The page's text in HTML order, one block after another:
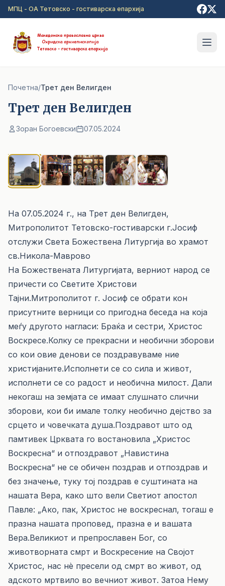
Прејди на главна содржина
МПЦ - ОА Тетовско - гостиварска епархија
Почетна/Трет ден Велигден
Трет ден Велигден
Зоран Богоевски 07.05.2024
На 07.05.2024 г., на Трет ден Велигден,
Митрополитот Тетовско-гостиварски г.Јосиф
отслужи Света Божествена Литургија во храмот
св.Никола-Маврово
На Божествената Литургијата, верниот народ се
причести со Светите Христови
Тајни.Митрополитот г. Јосиф се обрати кон
присутните верници со пригодна беседа на која
меѓу другото нагласи: Браќа и сестри, Христос
Воскресе.Колку се прекрасни и необични зборови
со кои овие денови се поздравуваме ние
христијаните.Исполнети се со сила и живот,
исполнети се со радост и необична милост. Дали
некогаш на земјата се имаат слушнато слични
зборови, кои би имале толку необично дејство за
срцето и човечката душа.Поздравот што од
памтивек Црквата го востановила „Христос
Воскресна“ и отпоздравот „Навистина
Воскресна“ не се обичен поздрав и отпоздрав и
без значење, туку тој поздрав е суштината на
нашата Вера, како што вели Светиот апостол
Павле: „Ако, пак, Христос не воскреснал, тогаш е
празна нашата проповед, празна е и вашата
Вера.Великиот и препрославен Бог, со
животворната смрт и Воскресение на Својот
Христос, нас нѐ пресели од смрт во живот, од
адското мртвило во вечниот живот. Затоа Нему